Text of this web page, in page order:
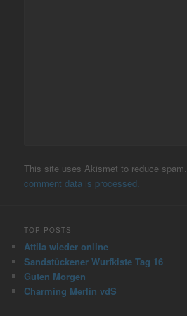
This site uses Akismet to reduce spam.
comment data is processed.
TOP POSTS
Attila wieder online
Sandstückener Wurfkiste Tag 16
Guten Morgen
Charming Merlin vdS